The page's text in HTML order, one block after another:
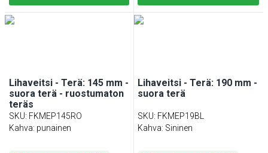
Lihaveitsi - Terä: 145 mm -
suora terä - ruostumaton
teräs
SKU: FKMEP145RO
Kahva: punainen
Lihaveitsi - Terä: 190 mm -
suora terä
SKU: FKMEP19BL
Kahva: Sininen